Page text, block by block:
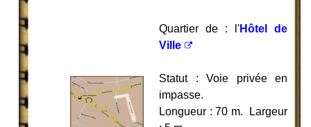
Quartier de : l'Hôtel de
Ville
Statut : Voie privée en
impasse.
Longueur : 70 m. Largeur